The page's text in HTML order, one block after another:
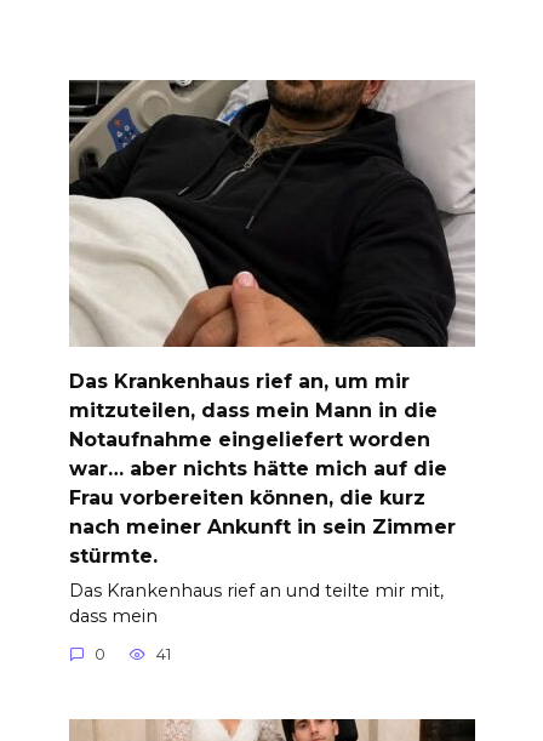
Das Krankenhaus rief an, um mir
mitzuteilen, dass mein Mann in die
Notaufnahme eingeliefert worden
war… aber nichts hätte mich auf die
Frau vorbereiten können, die kurz
nach meiner Ankunft in sein Zimmer
stürmte.
Das Krankenhaus rief an und teilte mir mit,
dass mein
0 41